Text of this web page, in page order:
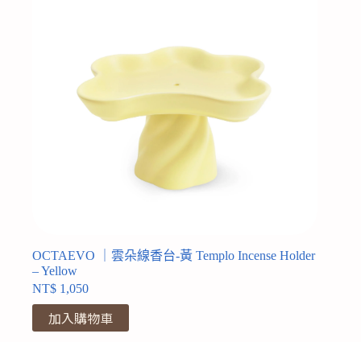
OCTAEVO ｜雲朵線香台-黃 Templo Incense Holder
– Yellow
NT$ 1,050
加入購物車